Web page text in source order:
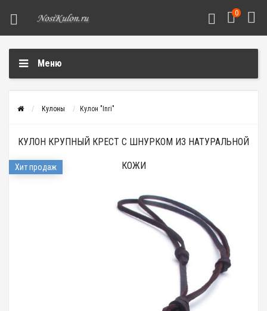
0
Меню
Кулоны Кулон "Inri"
КУЛОН КРУПНЫЙ КРЕСТ С ШНУРКОМ ИЗ НАТУРАЛЬНОЙ
КОЖИ
Хит продаж